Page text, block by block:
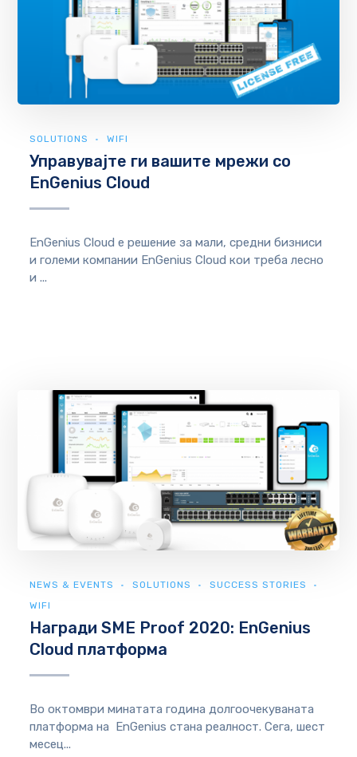
SOLUTIONS WIFI
Управувајте ги вашите мрежи со
EnGenius Cloud
EnGenius Cloud е решение за мали, средни бизниси
и големи компании EnGenius Cloud кои треба лесно
и ...
NEWS & EVENTS SOLUTIONS
SUCCESS STORIES
WIFI
Награди SME Proof 2020: EnGenius
Cloud платформа
Во октомври минатата година долгоочекуваната
платформа на EnGenius стана реалност. Сега, шест
месец...